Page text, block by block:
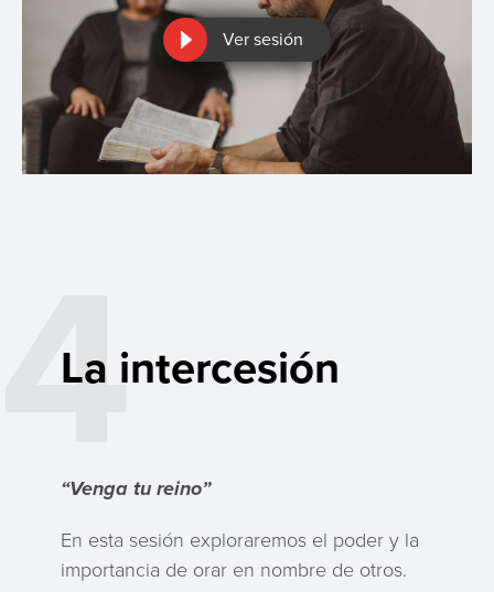
Ver sesión
4
La intercesión
“Venga tu reino”
En esta sesión exploraremos el poder y la
importancia de orar en nombre de otros.